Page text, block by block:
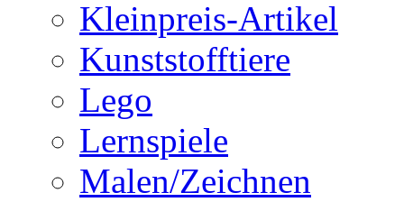
Kleinpreis-Artikel
Kunststofftiere
Lego
Lernspiele
Malen/Zeichnen